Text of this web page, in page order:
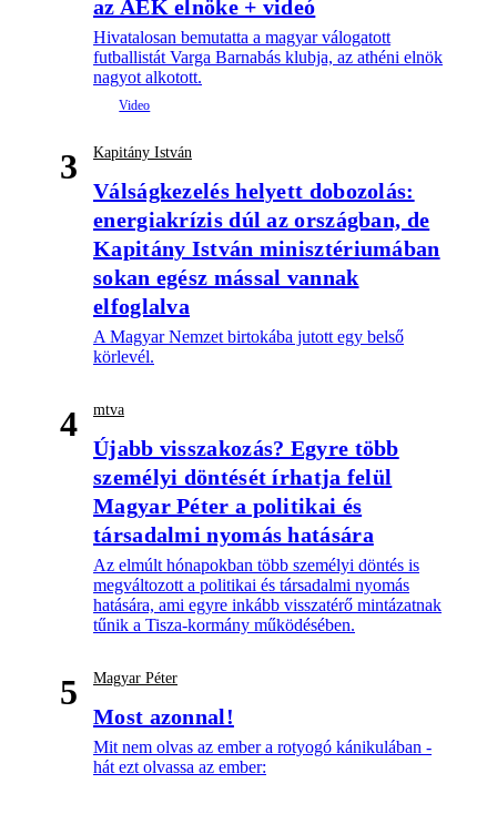
az AEK elnöke + videó
Hivatalosan bemutatta a magyar válogatott
futballistát Varga Barnabás klubja, az athéni elnök
nagyot alkotott.
3 Kapitány István
Válságkezelés helyett dobozolás:
energiakrízis dúl az országban, de
Kapitány István minisztériumában
sokan egész mással vannak
elfoglalva
A Magyar Nemzet birtokába jutott egy belső
körlevél.
4 mtva
Újabb visszakozás? Egyre több
személyi döntését írhatja felül
Magyar Péter a politikai és
társadalmi nyomás hatására
Az elmúlt hónapokban több személyi döntés is
megváltozott a politikai és társadalmi nyomás
hatására, ami egyre inkább visszatérő mintázatnak
tűnik a Tisza-kormány működésében.
5 Magyar Péter
Most azonnal!
Mit nem olvas az ember a rotyogó kánikulában -
hát ezt olvassa az ember: